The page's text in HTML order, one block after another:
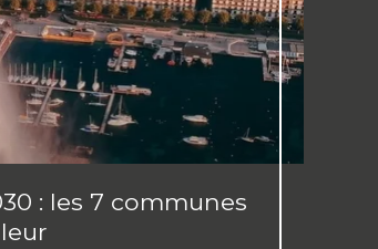
: les 7 communes